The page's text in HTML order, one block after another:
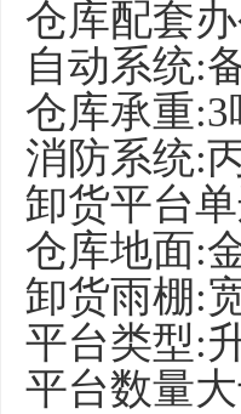
仓库配套
自动系统:
仓库承重
消防系统:
卸货平台
仓库地面:
卸货雨棚:
平台类型:
平台数量